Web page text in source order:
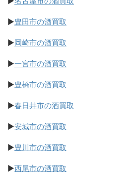
▶豊田市の酒買取
▶岡崎市の酒買取
▶一宮市の酒買取
▶豊橋市の酒買取
▶春日井市の酒買取
▶安城市の酒買取
▶豊川市の酒買取
▶西尾市の酒買取